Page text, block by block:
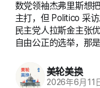
数党领袖杰弗里斯想
主打，但 Politico 采
民主党人拉斯金主张
自由公正的选举，那
美轮美换
2026年6月11